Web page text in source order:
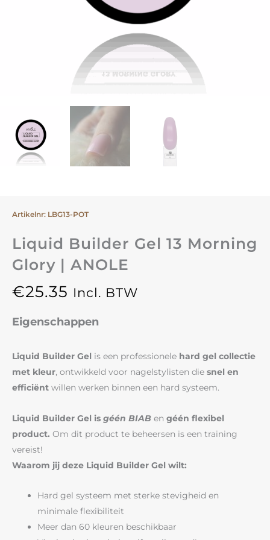
Artikelnr: LBG13-POT
Liquid Builder Gel 13 Morning
Glory | ANOLE
€25.35 Incl. BTW
Eigenschappen
Liquid Builder Gel is een professionele hard gel collectie
met kleur, ontwikkeld voor nagelstylisten die snel en
efficiënt willen werken binnen een hard systeem.
Liquid Builder Gel is géén BIAB en géén flexibel
product. Om dit product te beheersen is een training
vereist!
Waarom jij deze Liquid Builder Gel wilt:
Hard gel systeem met sterke stevigheid en
minimale flexibiliteit
Meer dan 60 kleuren beschikbaar